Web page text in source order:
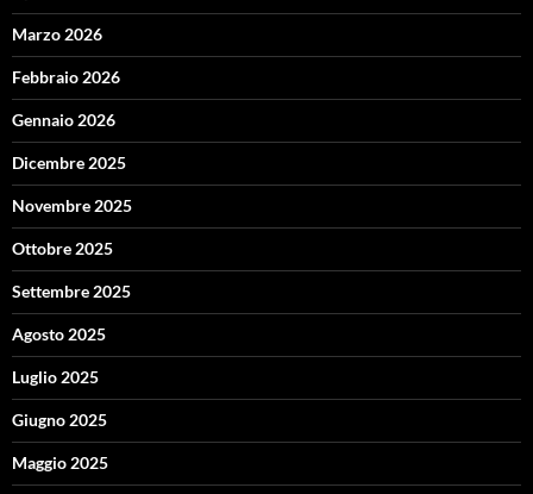
Marzo 2026
Febbraio 2026
Gennaio 2026
Dicembre 2025
Novembre 2025
Ottobre 2025
Settembre 2025
Agosto 2025
Luglio 2025
Giugno 2025
Maggio 2025